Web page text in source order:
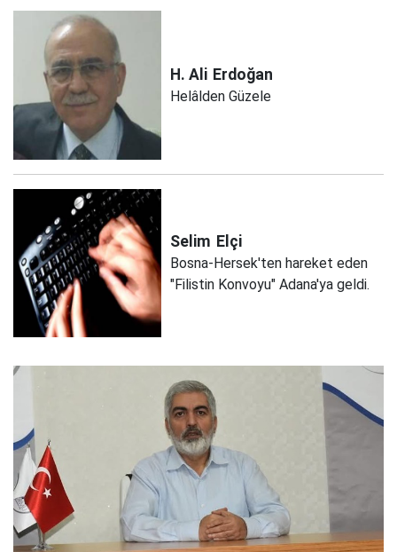
H. Ali Erdoğan
Helâlden Güzele
Selim Elçi
Bosna-Hersek'ten hareket eden
"Filistin Konvoyu" Adana'ya geldi.